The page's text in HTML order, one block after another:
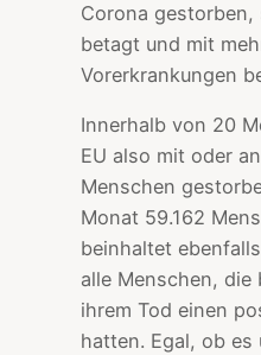
Corona
betagt und mit
Vorerkrankungen
Innerhalb von 20
EU also mit oder
Menschen
Monat 59.162
beinhaltet
alle Menschen, die
ihrem Tod einen
hatten. Egal, ob es